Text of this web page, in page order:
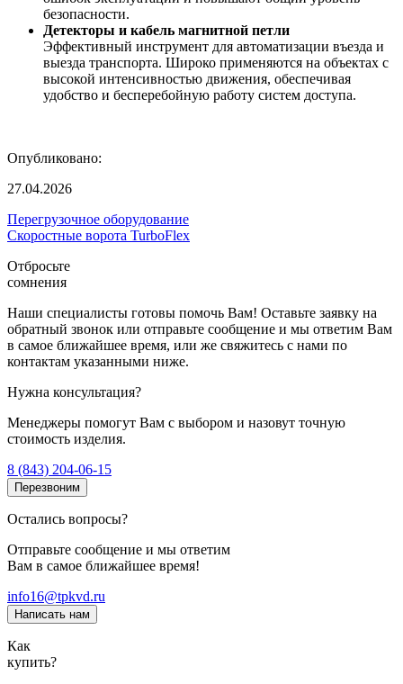
безопасности.
Детекторы и кабель магнитной петли
Эффективный инструмент для автоматизации въезда и
выезда транспорта. Широко применяются на объектах с
высокой интенсивностью движения, обеспечивая
удобство и бесперебойную работу систем доступа.
Опубликовано:
27.04.2026
Перегрузочное оборудование
Скоростные ворота TurboFlex
Отбросьте
сомнения
Наши специалисты готовы помочь Вам! Оставьте заявку на
обратный звонок или отправьте сообщение и мы ответим Вам
в самое ближайшее время, или же свяжитесь с нами по
контактам указанными ниже.
Нужна консультация?
Менеджеры помогут Вам с выбором и назовут точную
стоимость изделия.
8 (843) 204-06-15
Перезвоним
Остались вопросы?
Отправьте сообщение и мы ответим
Вам в самое ближайшее время!
info16@tpkvd.ru
Написать нам
Как
купить?